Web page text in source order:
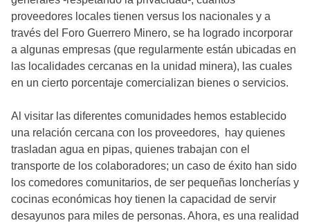
proveedores locales tienen versus los nacionales y a
través del Foro Guerrero Minero, se ha logrado incorporar
a algunas empresas (que regularmente están ubicadas en
las localidades cercanas en la unidad minera), las cuales
en un cierto porcentaje comercializan bienes o servicios.
Al visitar las diferentes comunidades hemos establecido
una relación cercana con los proveedores, hay quienes
trasladan agua en pipas, quienes trabajan con el
transporte de los colaboradores; un caso de éxito han sido
los comedores comunitarios, de ser pequeñas loncherías y
cocinas económicas hoy tienen la capacidad de servir
desayunos para miles de personas. Ahora, es una realidad